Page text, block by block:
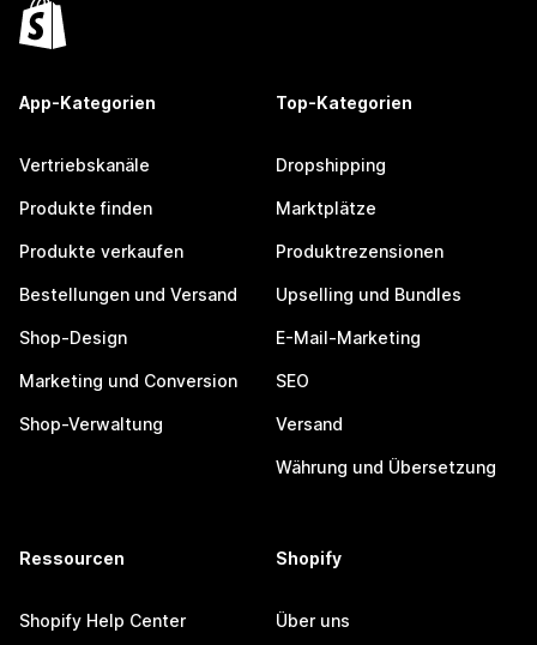
App-Kategorien
Vertriebskanäle
Produkte finden
Produkte verkaufen
Bestellungen und Versand
Shop-Design
Marketing und Conversion
Shop-Verwaltung
Top-Kategorien
Dropshipping
Marktplätze
Produktrezensionen
Upselling und Bundles
E-Mail-Marketing
SEO
Versand
Währung und Übersetzung
Ressourcen
Shopify Help Center
Shopify
Über uns